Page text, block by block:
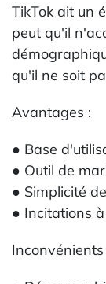
TikTok ait un
peut qu'il
qu'il ne soit
Avantages :
● Base
● Outil de
● Simplicité
● Incitations
Inconvénients